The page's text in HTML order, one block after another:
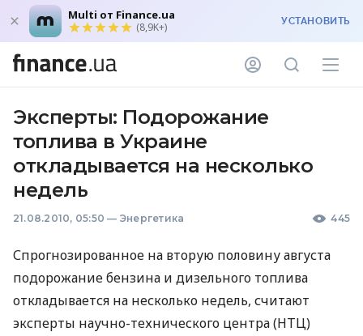
Multi от Finance.ua
(8,9K+) УСТАНОВИТЬ
Эксперты: Подорожание
топлива в Украине
откладывается на несколько
недель
21.08.2010, 05:50 — Энергетика 445
Спрогнозированное на вторую половину августа
подорожание бензина и дизельного топлива
откладывается на несколько недель, считают
эксперты научно-технического центра (НТЦ)